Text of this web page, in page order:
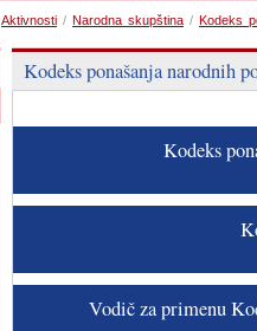
Aktivnosti / Narodna skupština / Kodeks
Kodeks ponašanja narodnih
Kodeks
Vodič za primenu